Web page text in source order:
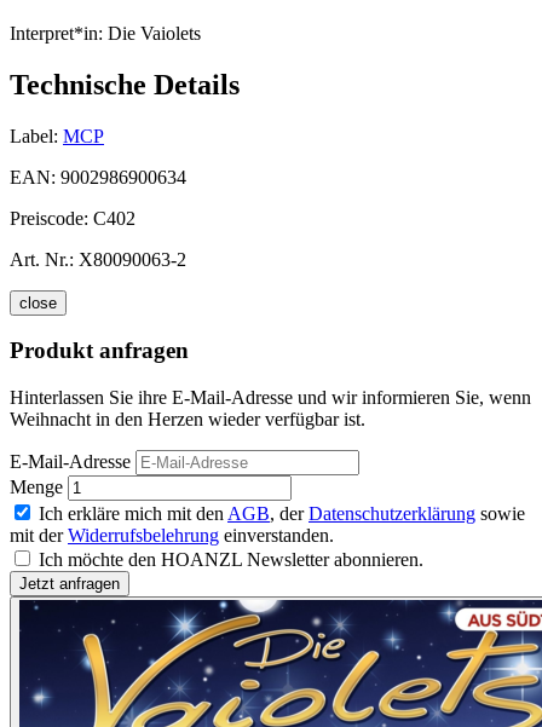
Interpret*in: Die Vaiolets
Technische Details
Label: MCP
EAN: 9002986900634
Preiscode: C402
Art. Nr.: X80090063-2
close
Produkt anfragen
Hinterlassen Sie ihre E-Mail-Adresse und wir informieren Sie, wenn
Weihnacht in den Herzen wieder verfügbar ist.
E-Mail-Adresse
Menge
Ich erkläre mich mit den AGB, derDatenschutzerklärung sowie
mit derWiderrufsbelehrung einverstanden.
Ich möchte den HOANZL Newsletter abonnieren.